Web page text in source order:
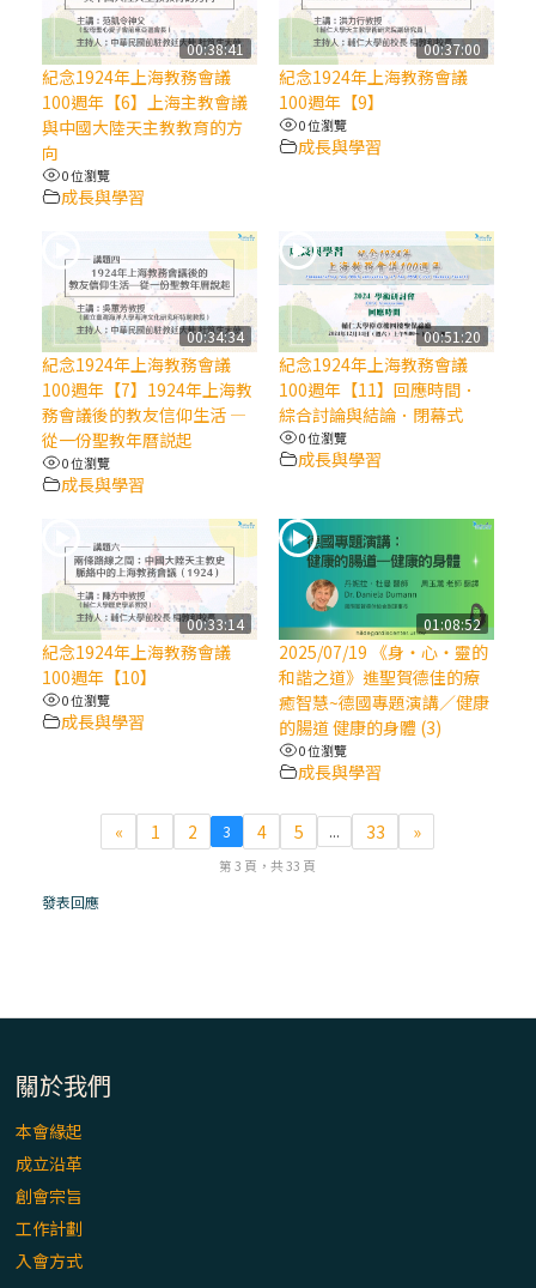
2025/10/10【萬物讚頌頌歌 – 太陽與生態音
樂會】紀念聖方濟與已逝教宗方濟各（上）
(9完結)黃敏正主教帶你做【將臨期避靜】—
匝凱的「新生命」：利他與內化
(8)黃敏正主教帶你做【將臨期避靜】—耶穌
降生成人與人同在＝「厄瑪努爾」
(7)黃敏正主教帶你做【將臨期避靜】—耶穌
降生人間，需要人的「接納」
(6)黃敏正主教帶你做【將臨期避靜】—「馬
槽」═「謙卑」
傳」：講耶穌的故事
(4)黃敏正主教帶你做【將臨期避靜】—匝凱
「想看」耶穌，耶穌「走近」匝凱
(3)黃敏正主教帶你做【將臨期避靜】—「轉
念」，吃苦如吃補
「看」是一門大學問、真正的靈修
00:38:41
紀念1924年上海教務會議
100週年【6】上海主教會議
與中國大陸天主教教育的方
向
0 位瀏覽
成長與學習
00:37:00
紀念1924年上海教務會議
100週年【9】
0 位瀏覽
成長與學習
00:34:34
紀念1924年上海教務會議
100週年【7】1924年上海教
務會議後的教友信仰生活 —
從一份聖教年曆説起
0 位瀏覽
成長與學習
00:51:20
紀念1924年上海教務會議
100週年【11】回應時間．
綜合討論與結論．閉幕式
0 位瀏覽
成長與學習
00:33:14
紀念1924年上海教務會議
100週年【10】
0 位瀏覽
成長與學習
01:08:52
2025/07/19 《身‧心‧靈的
和諧之道》進聖賀德佳的療
癒智慧~德國專題演講／健康
的腸道 健康的身體 (3)
0 位瀏覽
成長與學習
« 1 2 3 4 5 ... 33 »
第 3 頁，共 33 頁
發表回應
關於我們
本會緣起
成立沿革
創會宗旨
工作計劃
入會方式